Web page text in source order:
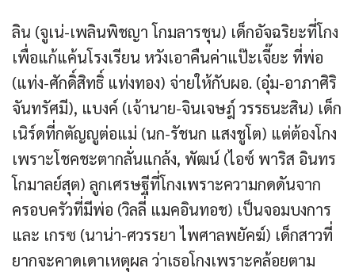
ลิน (จูเน่-เพลินพิชญา โกมลารชุน) เด็กอัจฉริยะที่โกง
เพื่อแก้แค้นโรงเรียน หวังเอาคืนค่าแป๊ะเจี๊ยะ ที่พ่อ
(แท่ง-ศักดิ์สิทธิ์ แท่งทอง) จ่ายให้กับผอ. (อุ๋ม-อาภาศิริ
จันทรัศมี), แบงค์ (เจ้านาย-จินเจษฎ์ วรรธนะสิน) เด็ก
เนิร์ดที่กตัญญูต่อแม่ (นก-รัชนก แสงชูโต) แต่ต้องโกง
เพราะโชคชะตากลั่นแกล้ง, พัฒน์ (ไอซ์ พาริส อินทร
โกมาลย์สุต) ลูกเศรษฐีที่โกงเพราะความกดดันจาก
ครอบครัวที่มีพ่อ (วิลลี่ แมคอินทอช) เป็นจอมบงการ
และ เกรซ (นาน่า-ศวรรยา ไพศาลพยัคฆ์) เด็กสาวที่
ยากจะคาดเดาเหตุผล ว่าเธอโกงเพราะคล้อยตาม